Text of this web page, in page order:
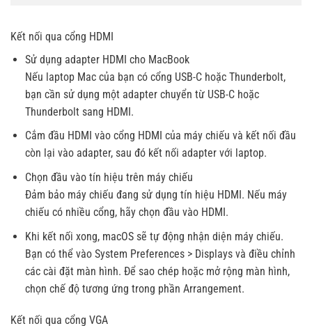
Kết nối qua cổng HDMI
Sử dụng adapter HDMI cho MacBook
Nếu laptop Mac của bạn có cổng USB-C hoặc Thunderbolt,
bạn cần sử dụng một adapter chuyển từ USB-C hoặc
Thunderbolt sang HDMI.
Cắm đầu HDMI vào cổng HDMI của máy chiếu và kết nối đầu
còn lại vào adapter, sau đó kết nối adapter với laptop.
Chọn đầu vào tín hiệu trên máy chiếu
Đảm bảo máy chiếu đang sử dụng tín hiệu HDMI. Nếu máy
chiếu có nhiều cổng, hãy chọn đầu vào HDMI.
Khi kết nối xong, macOS sẽ tự động nhận diện máy chiếu.
Bạn có thể vào System Preferences > Displays và điều chỉnh
các cài đặt màn hình. Để sao chép hoặc mở rộng màn hình,
chọn chế độ tương ứng trong phần Arrangement.
Kết nối qua cổng VGA